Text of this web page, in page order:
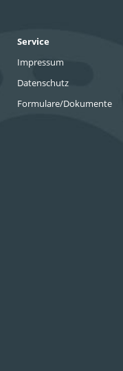
Service
Impressum
Datenschutz
Formulare/Dokumente